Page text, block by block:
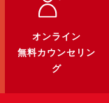
オンライン
無料カウンセリン
グ